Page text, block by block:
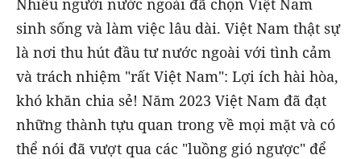
sinh sống và làm việc lâu dài. Việt Nam thật sự
là nơi thu hút đầu tư nước ngoài với tình cảm
và trách nhiệm "rất Việt Nam": Lợi ích hài hòa,
khó khăn chia sẻ! Năm 2023 Việt Nam đã đạt
những thành tựu quan trong về mọi mặt và có
thể nói đã vượt qua các "luồng gió ngược" để